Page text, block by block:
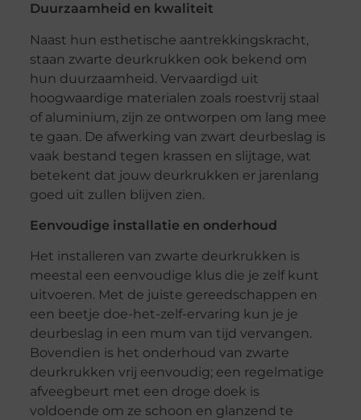
Duurzaamheid en kwaliteit
Naast hun esthetische aantrekkingskracht,
staan zwarte deurkrukken ook bekend om
hun duurzaamheid. Vervaardigd uit
hoogwaardige materialen zoals roestvrij staal
of aluminium, zijn ze ontworpen om lang mee
te gaan. De afwerking van zwart deurbeslag is
vaak bestand tegen krassen en slijtage, wat
betekent dat jouw deurkrukken er jarenlang
goed uit zullen blijven zien.
Eenvoudige installatie en onderhoud
Het installeren van zwarte deurkrukken is
meestal een eenvoudige klus die je zelf kunt
uitvoeren. Met de juiste gereedschappen en
een beetje doe-het-zelf-ervaring kun je je
deurbeslag in een mum van tijd vervangen.
Bovendien is het onderhoud van zwarte
deurkrukken vrij eenvoudig; een regelmatige
afveegbeurt met een droge doek is
voldoende om ze schoon en glanzend te